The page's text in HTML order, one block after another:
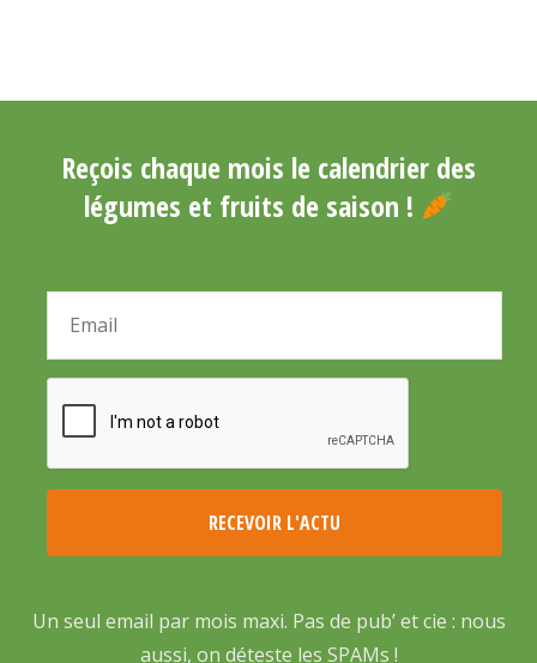
Reçois chaque mois le calendrier des
légumes et fruits de saison !
Un seul email par mois maxi. Pas de pub’ et cie : nous
aussi, on déteste les SPAMs !